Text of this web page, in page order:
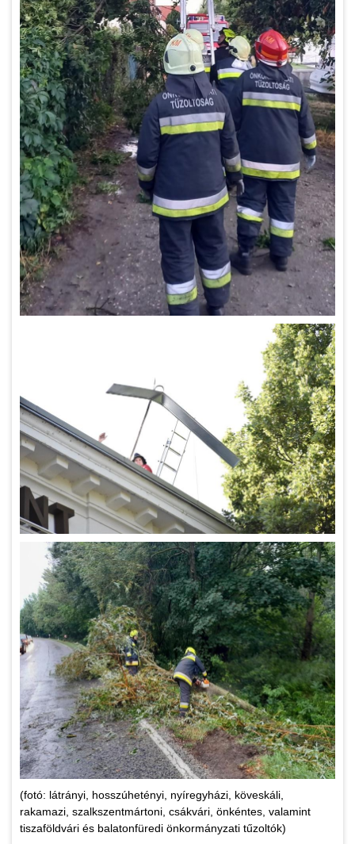
(fotó: látrányi, hosszúhetényi, nyíregyházi, köveskáli,
rakamazi, szalkszentmártoni, csákvári, önkéntes, valamint
tiszaföldvári és balatonfüredi önkormányzati tűzoltók)